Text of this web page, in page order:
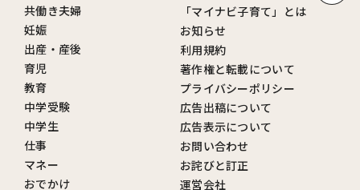
共働き夫婦
妊娠
出産・産後
育児
教育
中学受験
中学生
仕事
マネー
おでかけ
「マイナビ子育て」とは
お知らせ
利用規約
著作権と転載について
プライバシーポリシー
広告出稿について
広告表示について
お問い合わせ
お詫びと訂正
運営会社